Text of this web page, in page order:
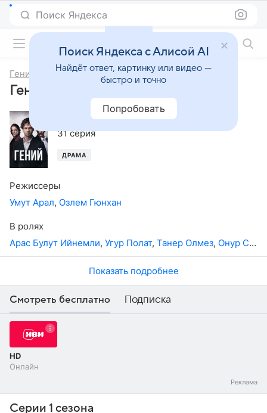
Поиск Яндекса
Гений
Гений, 1-й сезон
Турция
31 серия
ДРАМА
Режиссеры
Умут Арал, Озлем Гюнхан
В ролях
Арас Булут Ийнемли, Угур Полат, Танер Олмез, Онур Сайлак
Показать подробнее
Смотреть бесплатно Подписка
HD
Онлайн
Серии 1 сезона
Поиск Яндекса с Алисой AI
Найдёт ответ, картинку или видео —
быстро и точно
Попробовать